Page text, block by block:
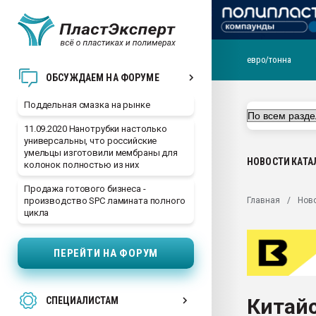
ОБСУЖДАЕМ НА ФОРУМЕ
Поддельная смазка на рынке
11.09.2020 Нанотрубки настолько
универсальны, что российские
умельцы изготовили мембраны для
колонок полностью из них
Продажа готового бизнеса -
производство SPC ламината полного
цикла
ПЕРЕЙТИ НА ФОРУМ
СПЕЦИАЛИСТАМ
ближайшее
Подмосковье, Москва
первый план в
28.07.2026
Всё, что касается
Материал поверхности
Продам отходы
евро/тонна
НОВОСТИ
Главная